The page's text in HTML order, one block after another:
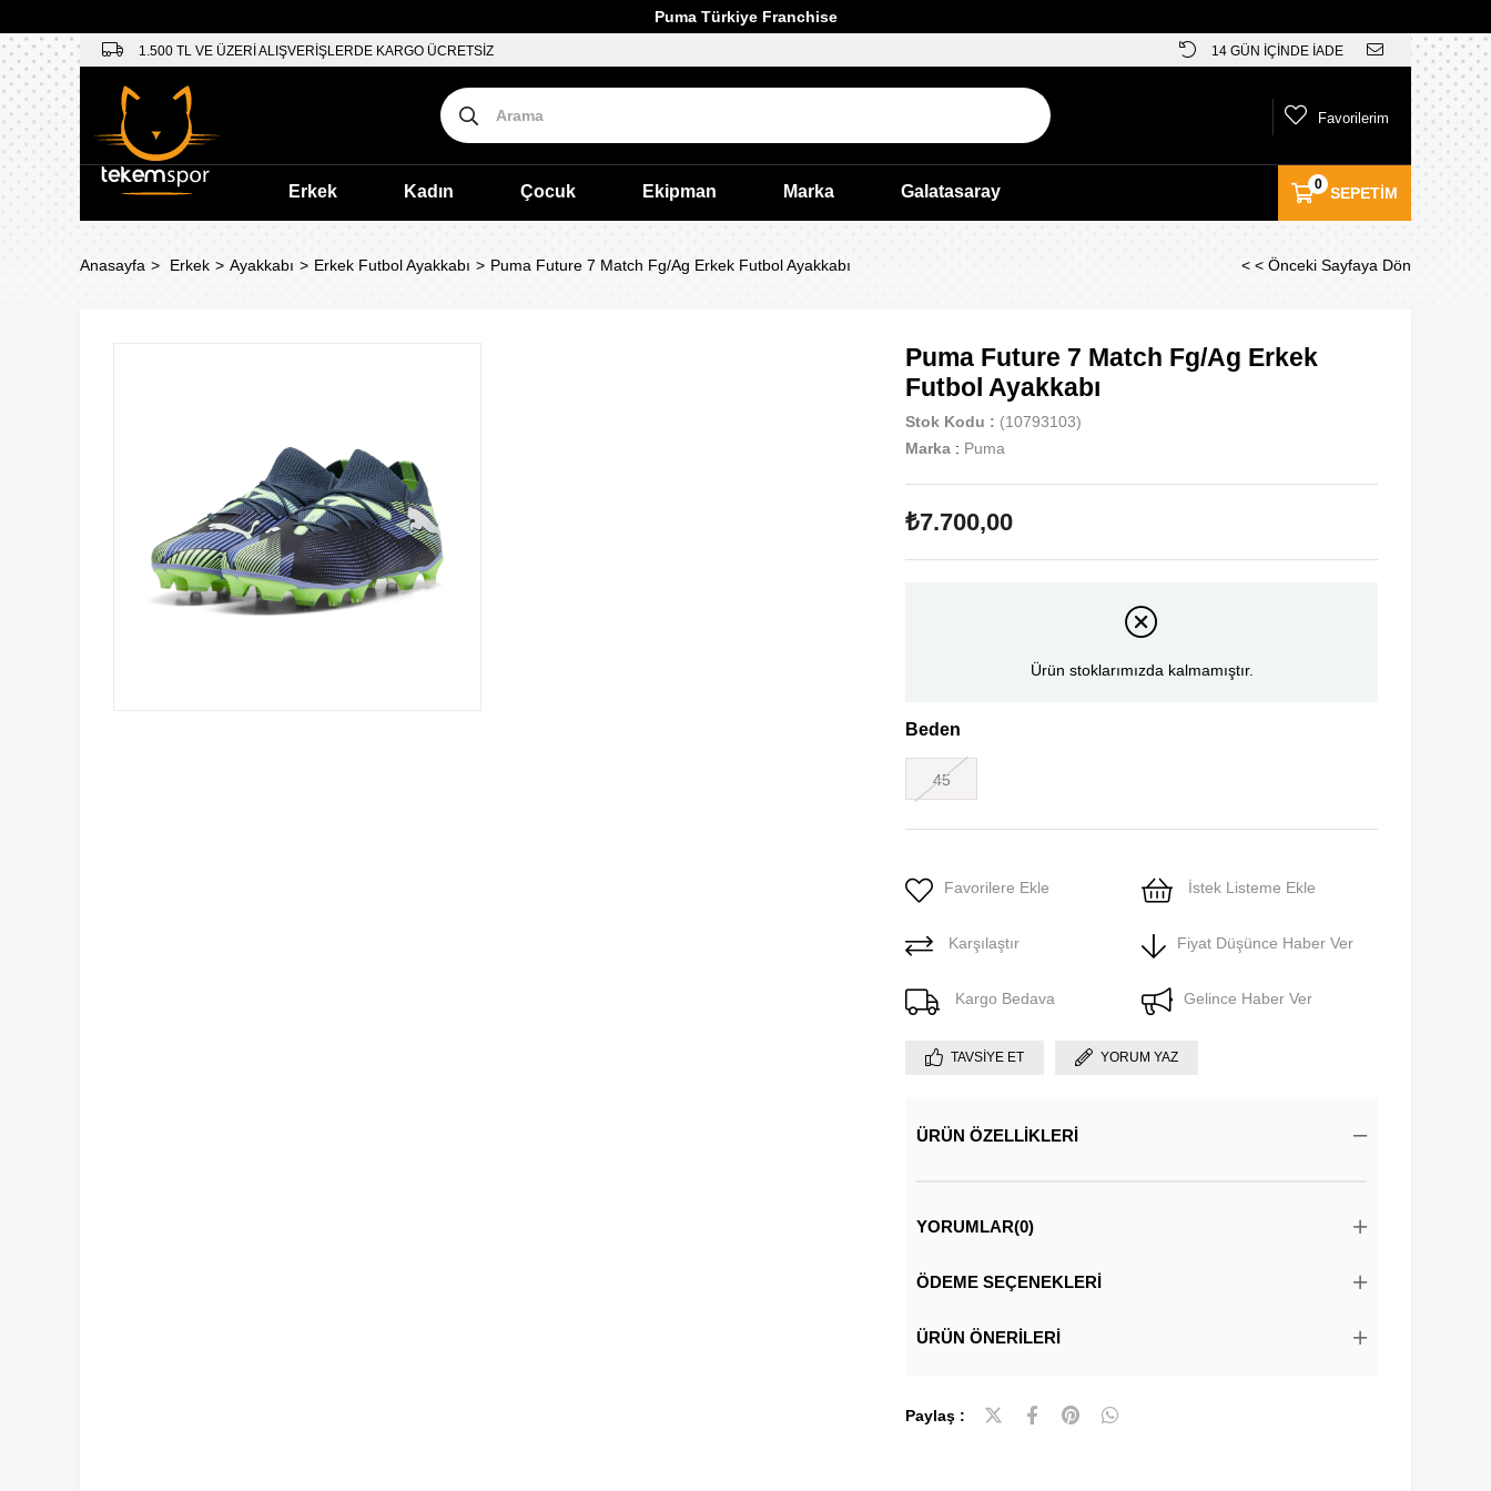
Puma Türkiye Franchise
1.500 TL VE ÜZERİ ALIŞVERİŞLERDE KARGO ÜCRETSİZ 14 GÜN İÇİNDE İADE
SEPETIM
0
Favorilerim
Erkek Kadın Çocuk Ekipman Marka Galatasaray
Anasayfa Erkek Ayakkabı Erkek Futbol Ayakkabı Puma Future 7 Match Fg/Ag Erkek Futbol Ayakkabı < < Önceki Sayfaya Dön
Puma Future 7 Match Fg/Ag Erkek
Futbol Ayakkabı
Stok Kodu
(10793103)
Marka : Puma
₺7.700,00
Ürün stoklarımızda kalmamıştır.
Beden
45
Favorilere Ekle İstek Listeme Ekle
Karşılaştır Fiyat Düşünce Haber Ver
Kargo Bedava Gelince Haber Ver
TAVSIYE ET YORUM YAZ
ÜRÜN ÖZELLIKLERI
YORUMLAR(0)
ÖDEME SEÇENEKLERI
ÜRÜN ÖNERILERI
Paylaş :